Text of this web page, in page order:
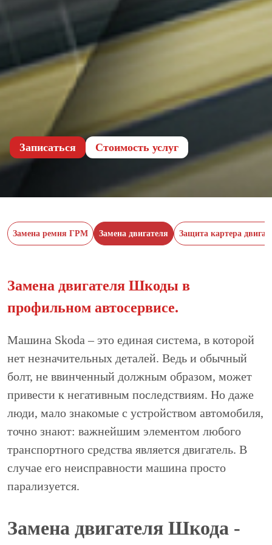
Записаться Cтоимость услуг
Замена ремня ГРМ Замена двигателя Защита картера
Замена двигателя Шкоды в
профильном автосервисе.
Машина Skoda – это единая система, в которой
нет незначительных деталей. Ведь и обычный
болт, не ввинченный должным образом, может
привести к негативным последствиям. Но даже
люди, мало знакомые с устройством автомобиля,
точно знают: важнейшим элементом любого
транспортного средства является двигатель. В
случае его неисправности машина просто
парализуется.
Замена двигателя Шкода -